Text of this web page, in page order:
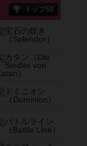
トップ50